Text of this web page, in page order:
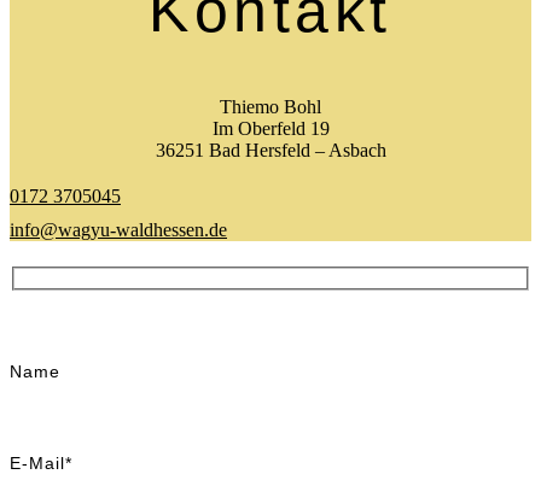
Thiemo Bohl
Im Oberfeld 19
36251 Bad Hersfeld – Asbach
0172 3705045
info@wagyu-waldhessen.de
Name
E-Mail*